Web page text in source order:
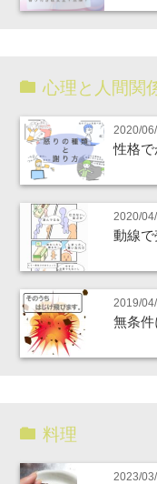
心理と人間関
2020/
性格
2020/
動線
2019/
無条
料理
2023/